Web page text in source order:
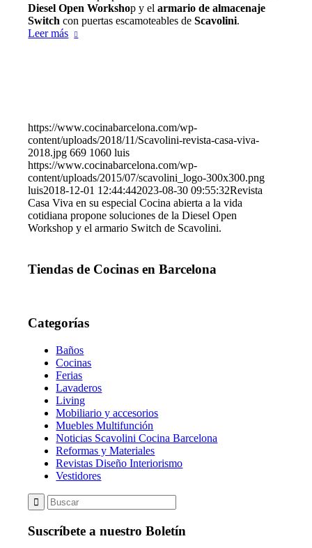
Diesel Open Workshop y elarmario de almacenaje
Switch con puertas escamoteables deScavolini.
Leer más
https://www.cocinabarcelona.com/wp-
content/uploads/2018/11/Scavolini-revista-casa-viva-
2018.jpg 669 1060 luis
https://www.cocinabarcelona.com/wp-
content/uploads/2015/07/scavolini_logo-300x300.png
luis2018-12-01 12:44:442023-08-30 09:55:32Revista
Casa Viva en su especial Cocina abierta a la vida
cotidiana propone soluciones de la Diesel Open
Workshop y el armario Switch de Scavolini.
Tiendas de Cocinas en Barcelona
Categorías
Baños
Cocinas
Ferias
Lavaderos
Living
Mobiliario y accesorios
Muebles Multifunción
Noticias Scavolini Cocina Barcelona
Reformas y Materiales
Revistas Diseño Interiorismo
Vestidores
Suscríbete a nuestro Boletín